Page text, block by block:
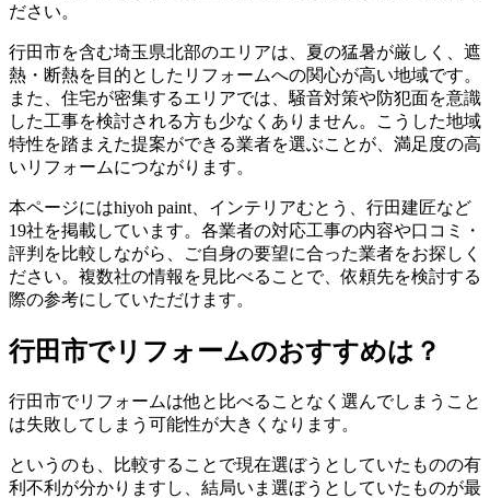
ださい。
行田市を含む埼玉県北部のエリアは、夏の猛暑が厳しく、遮
熱・断熱を目的としたリフォームへの関心が高い地域です。
また、住宅が密集するエリアでは、騒音対策や防犯面を意識
した工事を検討される方も少なくありません。こうした地域
特性を踏まえた提案ができる業者を選ぶことが、満足度の高
いリフォームにつながります。
本ページにはhiyoh paint、インテリアむとう、行田建匠など
19社を掲載しています。各業者の対応工事の内容や口コミ・
評判を比較しながら、ご自身の要望に合った業者をお探しく
ださい。複数社の情報を見比べることで、依頼先を検討する
際の参考にしていただけます。
行田市でリフォームのおすすめは？
行田市でリフォームは他と比べることなく選んでしまうこと
は失敗してしまう可能性が大きくなります。
というのも、比較することで現在選ぼうとしていたものの有
利不利が分かりますし、結局いま選ぼうとしていたものが最